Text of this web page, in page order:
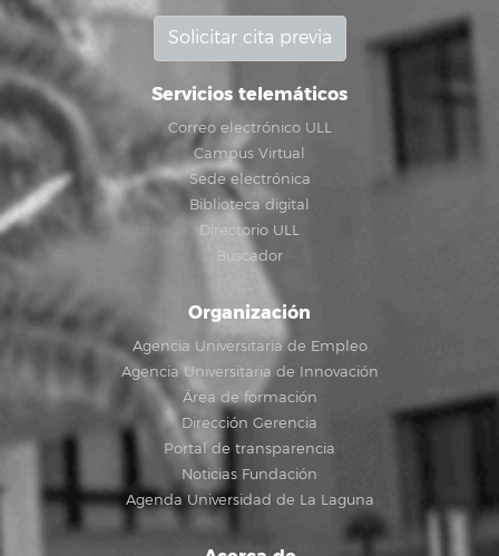
Solicitar cita previa
Servicios telemáticos
Correo electrónico ULL
Campus Virtual
Sede electrónica
Biblioteca digital
Directorio ULL
Buscador
Organización
Agencia Universitaria de Empleo
Agencia Universitaria de Innovación
Área de formación
Dirección Gerencia
Portal de transparencia
Noticias Fundación
Agenda Universidad de La Laguna